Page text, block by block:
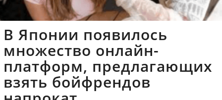
В Японии появилось
множество онлайн-
платформ, предлагающих
взять бойфрендов